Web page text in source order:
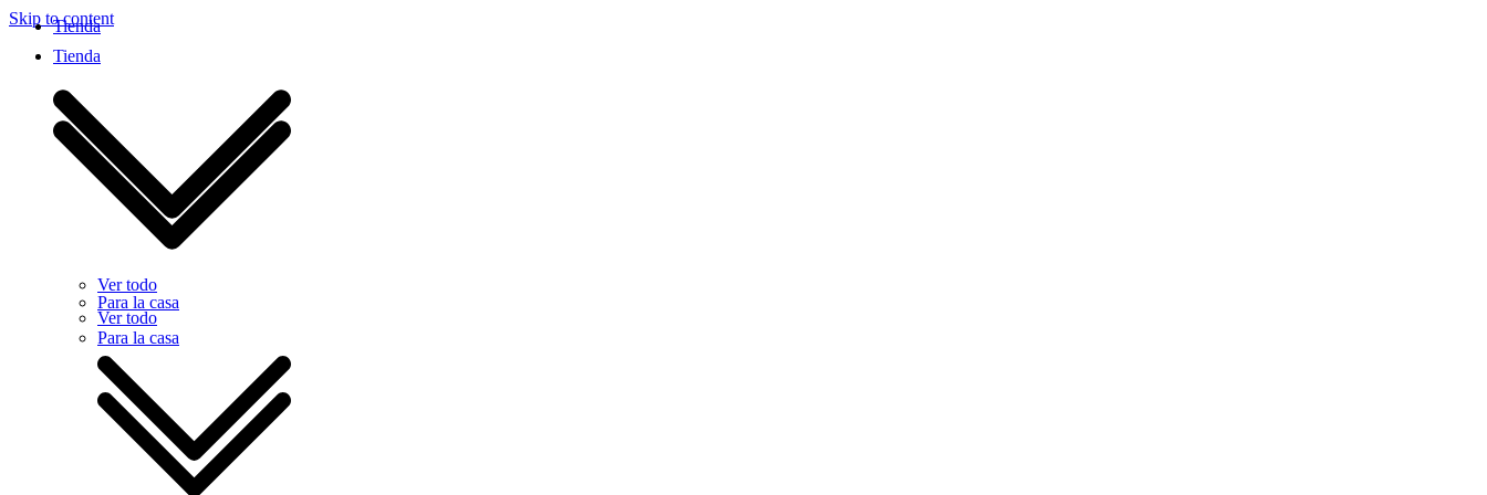
Skip to content
Tienda
Ver todo
Para la casa
Tienda
Ver todo
Para la casa